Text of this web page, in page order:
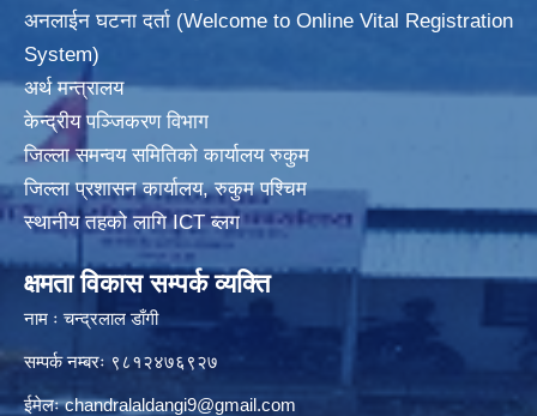
अनलाईन घटना दर्ता (Welcome to Online Vital Registration
System)
अर्थ मन्त्रालय
केन्द्रीय पञ्जिकरण विभाग
जिल्ला समन्वय समितिको कार्यालय रुकुम
जिल्ला प्रशासन कार्यालय, रुकुम पश्चिम
स्थानीय तहको लागि ICT ब्लग
क्षमता विकास सम्पर्क व्यक्ति
नाम ः चन्द्रलाल डाँगी
सम्पर्क नम्बरः ९८१२४७६९२७
ईमेलःchandralaldangi9@gmail.com